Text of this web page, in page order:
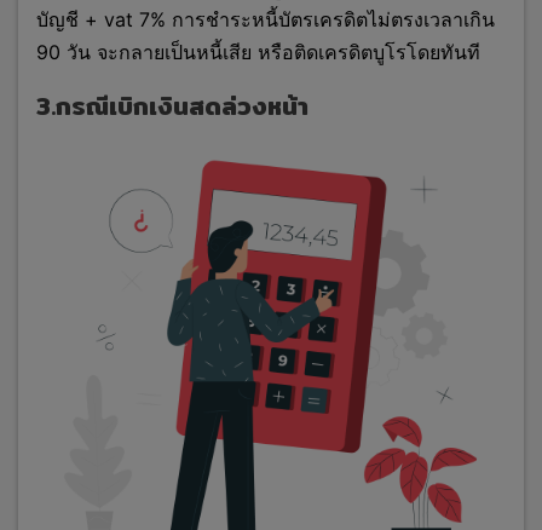
บัญชี + vat 7% การชำระหนี้บัตรเครดิตไม่ตรงเวลาเกิน
90 วัน จะกลายเป็นหนี้เสีย หรือติดเครดิตบูโรโดยทันที
3.กรณีเบิกเงินสดล่วงหน้า